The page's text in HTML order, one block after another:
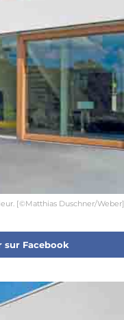
[©Matthias Duschner/Weber]
sur Facebook